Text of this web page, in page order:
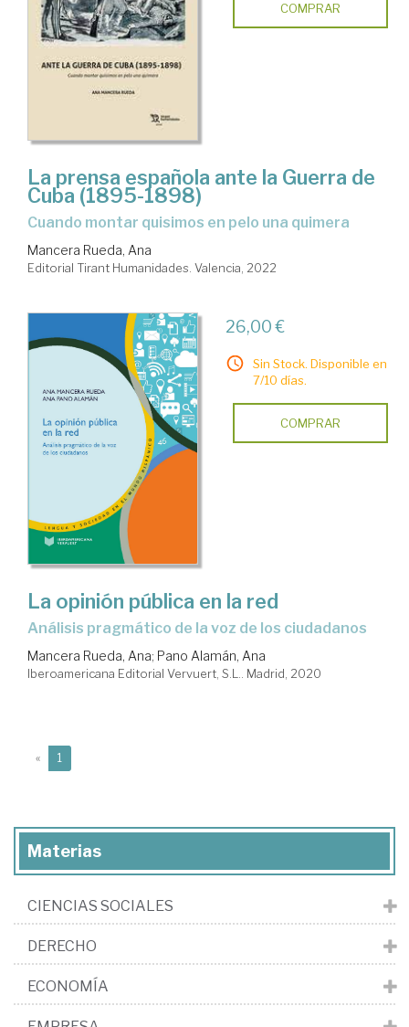
COMPRAR
La prensa española ante la Guerra de
Cuba (1895-1898)
cuando montar quisimos en pelo una quimera
Mancera Rueda, Ana
Editorial Tirant Humanidades. Valencia, 2022
26,00 €
Sin Stock. Disponible en
7/10 días.
COMPRAR
La opinión pública en la red
análisis pragmático de la voz de los ciudadanos
Mancera Rueda, Ana; Pano Alamán, Ana
Iberoamericana Editorial Vervuert, S.L.. Madrid, 2020
« 1
Materias
CIENCIAS SOCIALES
DERECHO
ECONOMÍA